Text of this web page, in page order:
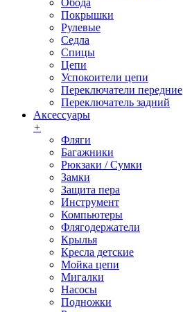
Обода
Покрышки
Рулевые
Седла
Спицы
Цепи
Успокоители цепи
Переключатели передние
Переключатель задний
Аксессуары
+
Фляги
Багажники
Рюкзаки / Сумки
Замки
Защита пера
Инструмент
Компьютеры
Флягодержатели
Крылья
Кресла детские
Мойка цепи
Мигалки
Насосы
Подножки